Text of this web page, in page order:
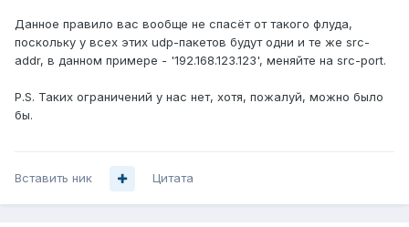
Данное правило вас вообще не спасёт от такого флуда,
поскольку у всех этих udp-пакетов будут одни и те же src-
addr, в данном примере - '192.168.123.123', меняйте на src-port.
P.S. Таких ограничений у нас нет, хотя, пожалуй, можно было
бы.
Вставить ник Цитата